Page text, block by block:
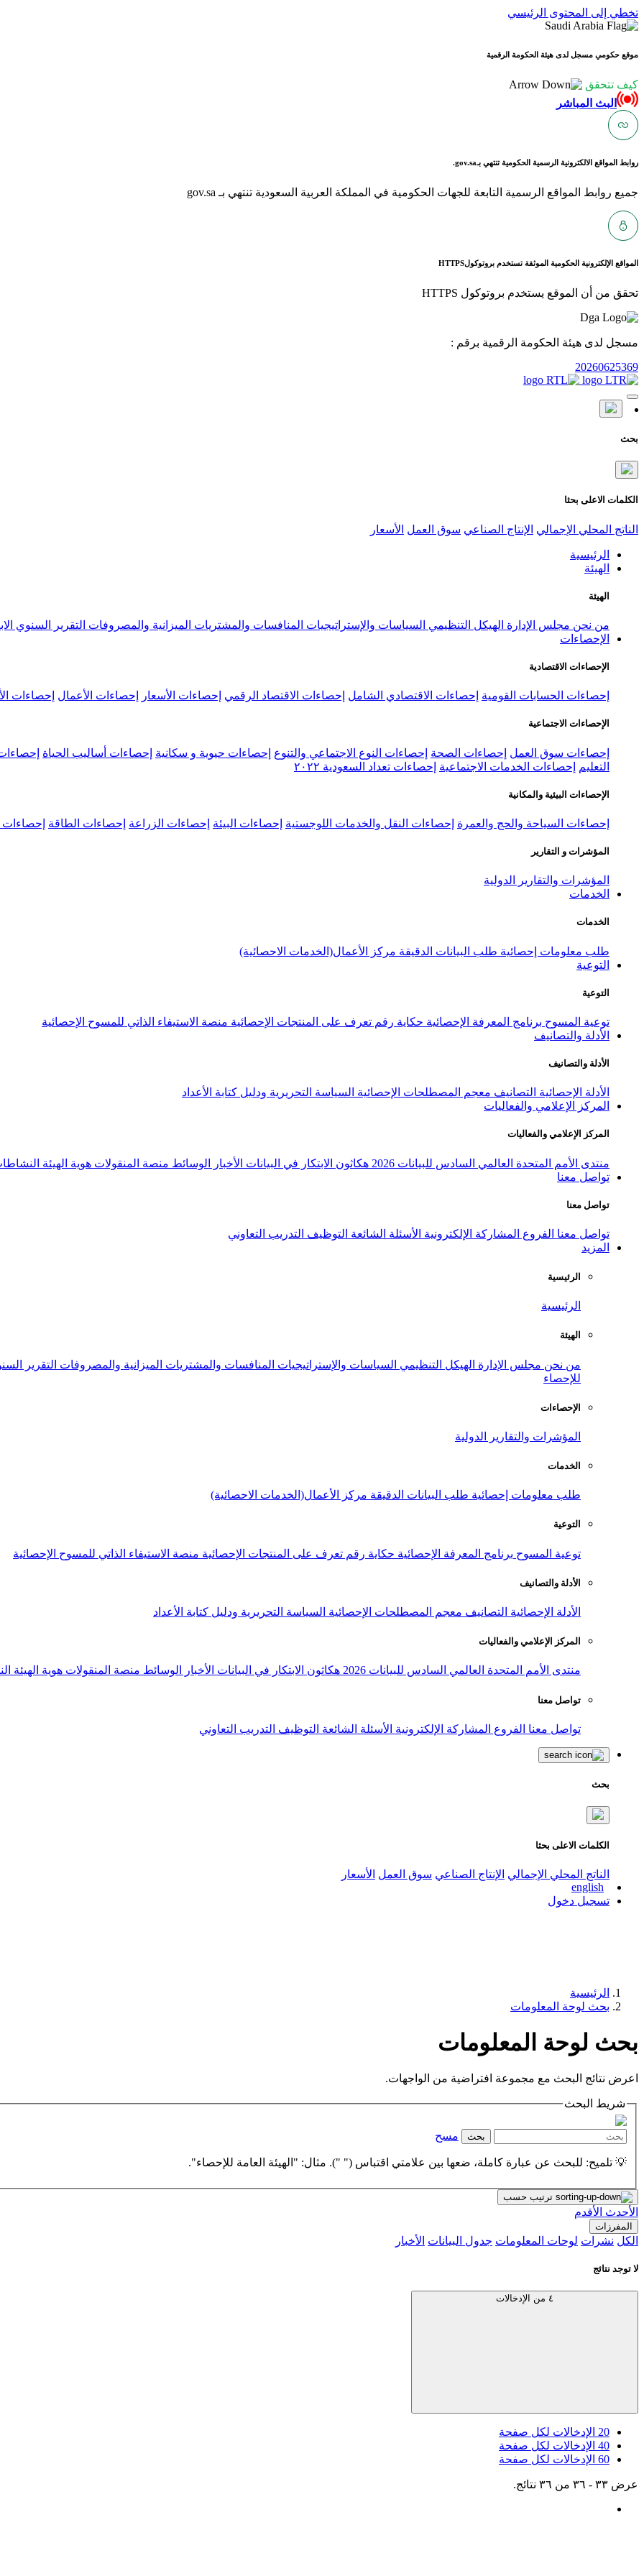
تخطي إلى المحتوى الرئيسي
موقع حكومي مسجل لدى هيئة الحكومة الرقمية
كيف تتحقق
البث المباشر
روابط المواقع الالكترونية الرسمية الحكومية تنتهي بـgov.sa.
جميع روابط المواقع الرسمية التابعة للجهات الحكومية في المملكة العربية السعودية تنتهي بـ gov.sa
المواقع الإلكترونية الحكومية الموثقة تستخدم بروتوكولHTTPS
تحقق من أن الموقع يستخدم بروتوكول HTTPS
مسجل لدى هيئة الحكومة الرقمية برقم :
20260625369
بحث
الكلمات الاعلى بحثا
الناتج المحلي الإجمالي الإنتاج الصناعي سوق العمل الأسعار
الرئيسية
الهيئة
الهيئة
من نحن مجلس الإدارة الهيكل التنظيمي السياسات والإستراتيجيات المنافسات والمشتريات الميزانية والمصروفات التقرير السنوي
الإحصاءات
الإحصاءات الاقتصادية
إحصاءات الحسابات القومية إحصاءات الاقتصادي الشامل إحصاءات الاقتصاد الرقمي إحصاءات الأسعار إحصاءات الأعمال إحصاءات
الإحصاءات الاجتماعية
إحصاءات سوق العمل إحصاءات الصحة إحصاءات النوع الاجتماعي والتنوع إحصاءات حيوية و سكانية إحصاءات أساليب الحياة
التعليم
إحصاءات الخدمات الاجتماعية إحصاءات تعداد السعودية ٢٠٢٢
الإحصاءات البيئية والمكانية
إحصاءات السياحة والحج والعمرة إحصاءات النقل والخدمات اللوجستية إحصاءات البيئة إحصاءات الزراعة إحصاءات الطاقة إحصاءات
المؤشرات و التقارير
المؤشرات والتقارير الدولية
الخدمات
الخدمات
طلب معلومات إحصائية طلب البيانات الدقيقة مركز الأعمال(الخدمات الاحصائية)
التوعية
التوعية
توعية المسوح برنامج المعرفة الإحصائية حكاية رقم تعرف على المنتجات الإحصائية منصة الاستيفاء الذاتي للمسوح الإحصائية
الأدلة والتصانيف
الأدلة والتصانيف
الأدلة الإحصائية التصانيف معجم المصطلحات الإحصائية السياسة التحريرية ودليل كتابة الأعداد
المركز الإعلامي والفعاليات
المركز الإعلامي والفعاليات
منتدى الأمم المتحدة العالمي السادس للبيانات 2026 هكاثون الابتكار في البيانات الأخبار الوسائط منصة المنقولات هوية الهيئة
تواصل معنا
تواصل معنا
تواصل معنا الفروع المشاركة الإلكترونية الأسئلة الشائعة التوظيف التدريب التعاوني
المزيد
الرئيسية
الرئيسية
الهيئة
من نحن مجلس الإدارة الهيكل التنظيمي السياسات والإستراتيجيات المنافسات والمشتريات الميزانية والمصروفات التقرير
للإحصاء
الإحصاءات
المؤشرات والتقارير الدولية
الخدمات
طلب معلومات إحصائية طلب البيانات الدقيقة مركز الأعمال(الخدمات الاحصائية)
التوعية
توعية المسوح برنامج المعرفة الإحصائية حكاية رقم تعرف على المنتجات الإحصائية منصة الاستيفاء الذاتي للمسوح الإحصائية
الأدلة والتصانيف
الأدلة الإحصائية التصانيف معجم المصطلحات الإحصائية السياسة التحريرية ودليل كتابة الأعداد
المركز الإعلامي والفعاليات
منتدى الأمم المتحدة العالمي السادس للبيانات 2026 هكاثون الابتكار في البيانات الأخبار الوسائط منصة المنقولات هوية الهيئة
تواصل معنا
تواصل معنا الفروع المشاركة الإلكترونية الأسئلة الشائعة التوظيف التدريب التعاوني
بحث
الكلمات الاعلى بحثا
الناتج المحلي الإجمالي الإنتاج الصناعي سوق العمل الأسعار
english
تسجيل دخول
الرئيسية
بحث لوحة المعلومات
بحث لوحة المعلومات
اعرض نتائج البحث مع مجموعة افتراضية من الواجهات.
شريط البحث
بحث مسح
💡 تلميح: للبحث عن عبارة كاملة، ضعها بين علامتي اقتباس (" "). مثال: "الهيئة العامة للإحصاء".
ترتيب حسب
الأحدث الأقدم
المفرزات
الكل نشرات لوحات المعلومات جدول البيانات الأخبار
لا توجد نتائج
٤ من الإدخالات
20 الإدخالات لكل صفحة
40 الإدخالات لكل صفحة
60 الإدخالات لكل صفحة
عرض ٣٣ - ٣٦ من ٣٦ نتائج.